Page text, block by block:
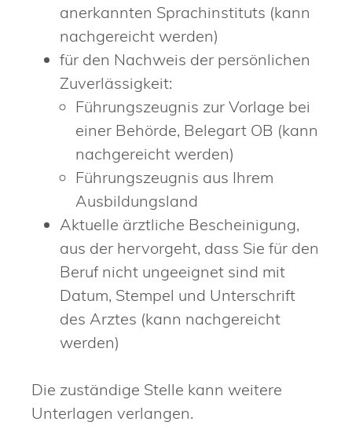
anerkannten Sprachinstituts (kann
nachgereicht werden)
für den Nachweis der persönlichen
Zuverlässigkeit:
Führungszeugnis zur Vorlage bei
einer Behörde, Belegart OB (kann
nachgereicht werden)
Führungszeugnis aus Ihrem
Ausbildungsland
Aktuelle ärztliche Bescheinigung,
aus der hervorgeht, dass Sie für den
Beruf nicht ungeeignet sind mit
Datum, Stempel und Unterschrift
des Arztes (kann nachgereicht
werden)
Die zuständige Stelle kann weitere
Unterlagen verlangen.